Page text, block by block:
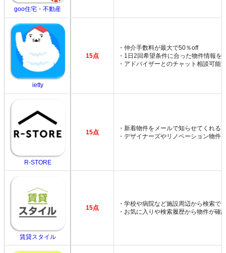
goo住宅・不動産
ietty
15点
・仲介手数料が最大で50％off
・1日2回希望条件に合った物件情報を
・アドバイザーとのチャット相談可能
R-STORE
15点
・新着物件をメールで知らせてくれる
・デザイナーズやリノベーション物件
賃貸スタイル
15点
・学校や病院など施設周辺から検索で
・お気に入りや検索履歴から物件が確